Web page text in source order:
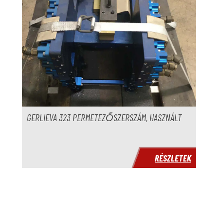
GERLIEVA 323 PERMETEZŐSZERSZÁM, HASZNÁLT
RÉSZLETEK